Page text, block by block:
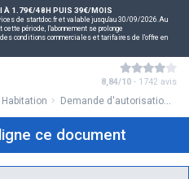
À 1.79€/48H PUIS 39€/MOIS
de startdoc.fr et valable jusqu'au 30/09/2026.Au
période, l'abonnement se prolonge
conditions commerciales et tarifaires de l'offre en
8,84/10 - 1742 avis
Habitation Demande d'autorisation de changement de destination des lieux
ce document